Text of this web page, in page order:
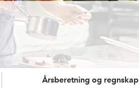
Årsberetning og regnskap